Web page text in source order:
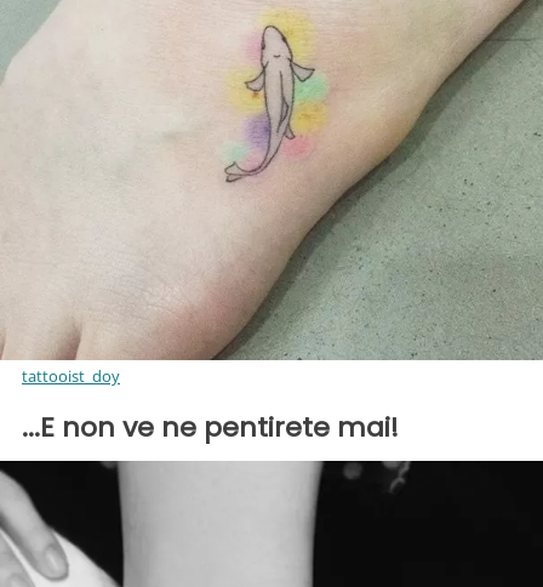
tattooist_doy
...E non ve ne pentirete mai!